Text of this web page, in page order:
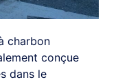
charbon
conçue
dans le